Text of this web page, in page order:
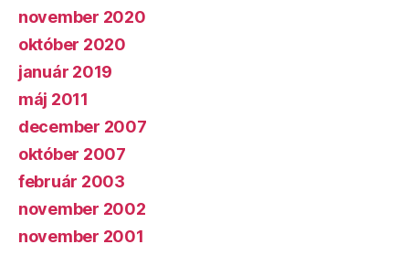
november 2020
október 2020
január 2019
máj 2011
december 2007
október 2007
február 2003
november 2002
november 2001